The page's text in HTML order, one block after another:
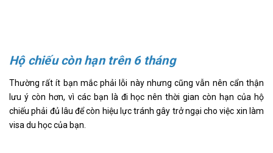
Hộ chiếu còn hạn trên 6 tháng
Thường rất ít bạn mắc phải lỗi này nhưng cũng vẫn nên cẩn thận
lưu ý còn hơn, vì các bạn là đi học nên thời gian còn hạn của hộ
chiếu phải đủ lâu để còn hiệu lực tránh gây trở ngại cho việc xin làm
visa du học của bạn.